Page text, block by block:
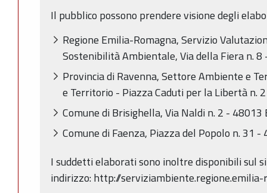
Il pubblico possono prendere visione degli
Regione Emilia-Romagna, Servizio
Sostenibilità Ambientale, Via della Fiera n. 8
Provincia di Ravenna, Settore Ambiente e
e Territorio - Piazza Caduti per la Libertà n.
Comune di Brisighella, Via Naldi n. 2 - 48013
Comune di Faenza, Piazza del Popolo n. 31 -
I suddetti elaborati sono inoltre disponibili sul
indirizzo: http://